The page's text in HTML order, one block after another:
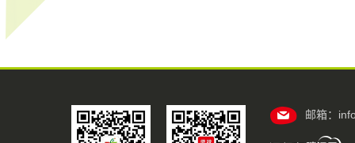
邮箱：